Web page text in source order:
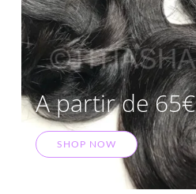
A partir de 65€
SHOP NOW